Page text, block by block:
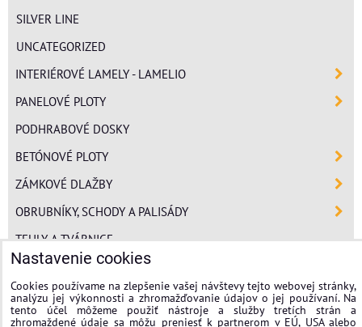
SILVER LINE
UNCATEGORIZED
INTERIÉROVÉ LAMELY - LAMELIO
PANELOVÉ PLOTY
PODHRABOVÉ DOSKY
BETÓNOVÉ PLOTY
ZÁMKOVÉ DLAŽBY
OBRUBNÍKY, SCHODY A PALISÁDY
TEHLY A TVÁRNICE
POLYSTYRÉN
MINERÁLNA VLNA
FASÁDNE OMIETKY
Nastavenie cookies
Cookies používame na zlepšenie vašej návštevy tejto webovej stránky,
analýzu jej výkonnosti a zhromažďovanie údajov o jej používaní. Na
tento účel môžeme použiť nástroje a služby tretích strán a
zhromaždené údaje sa môžu preniesť k partnerom v EÚ, USA alebo